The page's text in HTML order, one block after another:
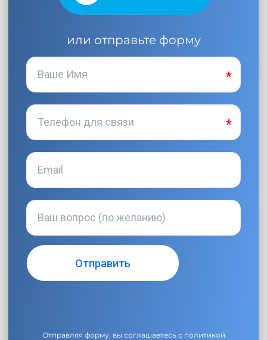
или отправьте форму
Отправляя форму, вы соглашаетесь с политикой